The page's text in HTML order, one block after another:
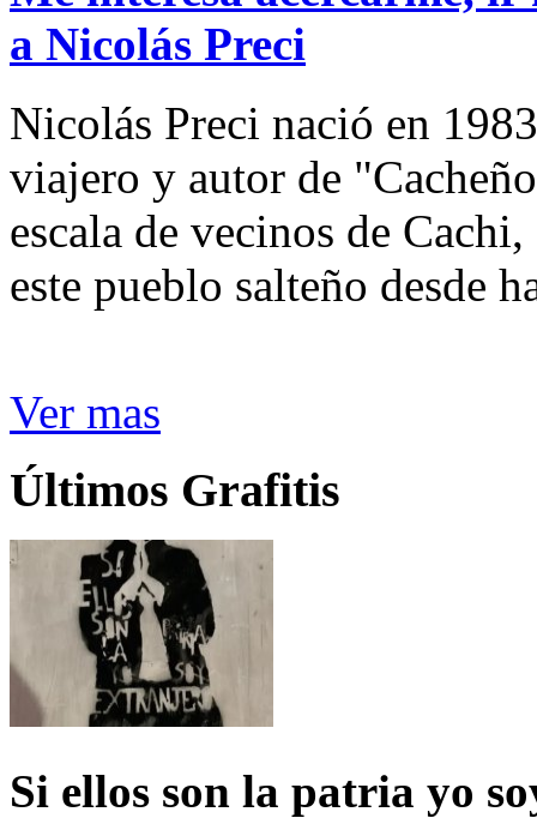
a Nicolás Preci
Nicolás Preci nació en
viajero y autor de
escala de vecinos de
este pueblo salteño desde
Ver mas
Últimos Grafitis
Si ellos son la patria yo